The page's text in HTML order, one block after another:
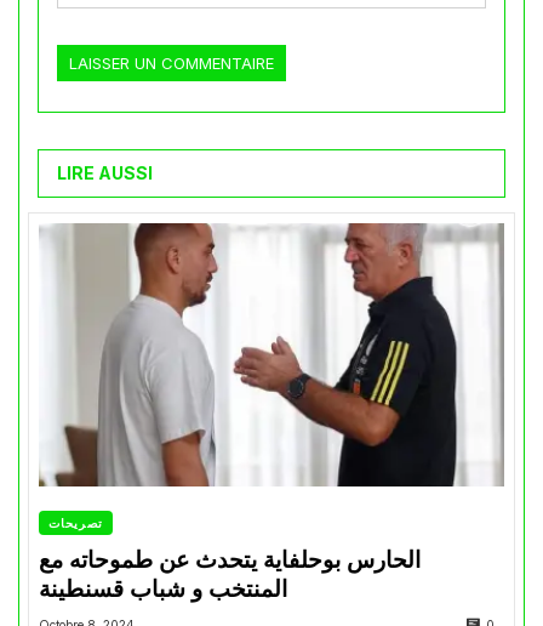
LIRE AUSSI
تصريحات
الحارس بوحلفاية يتحدث عن طموحاته مع
المنتخب و شباب قسنطينة